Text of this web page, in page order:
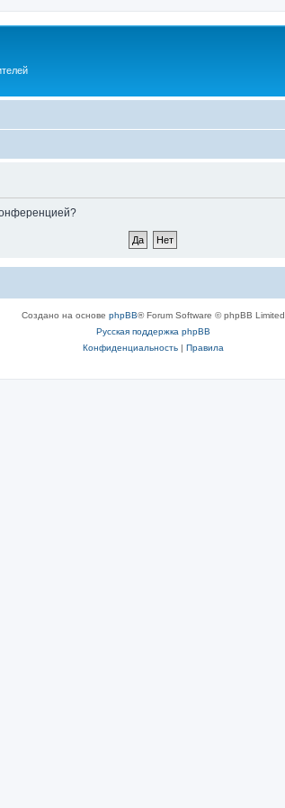
Создано на основе phpBB® Forum Software © phpBB Limited
Русская поддержка phpBB
Конфиденциальность| Правила